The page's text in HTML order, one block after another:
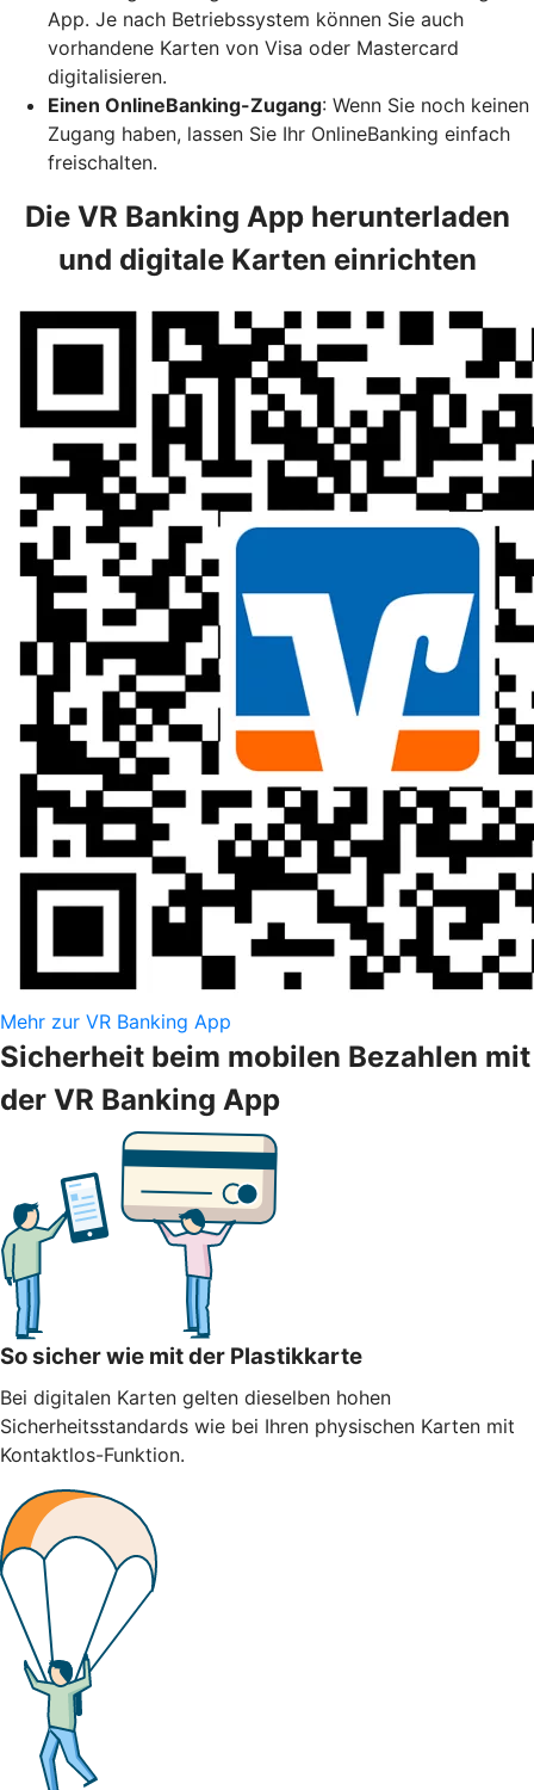
App. Je nach Betriebssystem können Sie auch
vorhandene Karten von Visa oder Mastercard
digitalisieren.
Einen OnlineBanking-Zugang: Wenn Sie noch keinen
Zugang haben, lassen Sie Ihr OnlineBanking einfach
freischalten.
Die VR Banking App herunterladen
und digitale Karten einrichten
Mehr zur VR Banking App
Sicherheit beim mobilen Bezahlen mit
der VR Banking App
So sicher wie mit der Plastikkarte
Bei digitalen Karten gelten dieselben hohen
Sicherheitsstandards wie bei Ihren physischen Karten mit
Kontaktlos-Funktion.